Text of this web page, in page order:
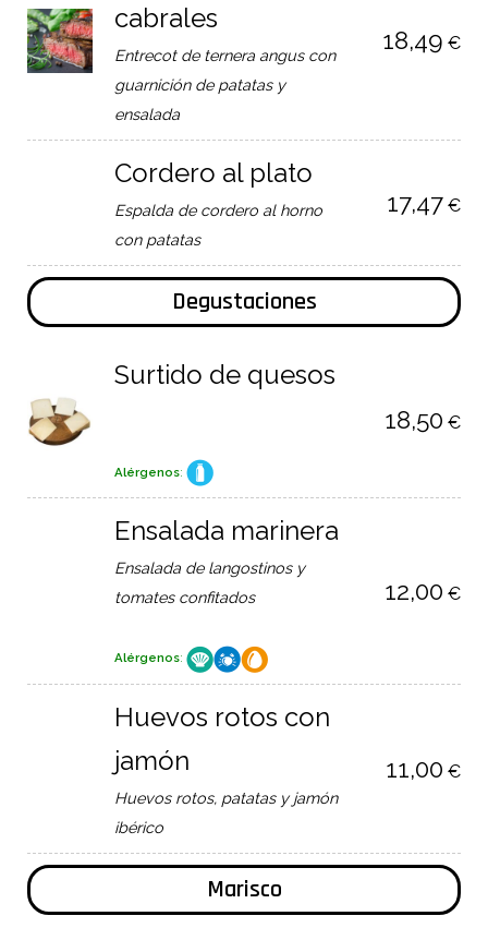
cabrales
Entrecot de ternera angus con
guarnición de patatas y
ensalada
18,49 €
Cordero al plato
Espalda de cordero al horno
con patatas
17,47 €
Degustaciones
Surtido de quesos
Alérgenos:
18,50 €
Ensalada marinera
Ensalada de langostinos y
tomates confitados
Alérgenos:
12,00 €
Huevos rotos con
jamón
Huevos rotos, patatas y jamón
ibérico
11,00 €
Marisco